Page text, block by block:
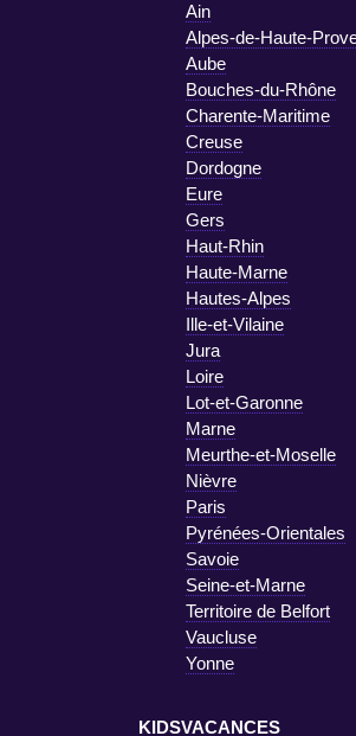
Ain
Alpes-de-Haute-
Aube
Bouches-du-Rhône
Charente-Maritime
Creuse
Dordogne
Eure
Gers
Haut-Rhin
Haute-Marne
Hautes-Alpes
Ille-et-Vilaine
Jura
Loire
Lot-et-Garonne
Marne
Meurthe-et-Moselle
Nièvre
Paris
Pyrénées-Orientales
Savoie
Seine-et-Marne
Territoire de Belfort
Vaucluse
Yonne
KIDSVACANCES